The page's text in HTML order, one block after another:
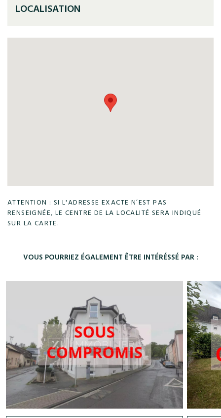
LOCALISATION
ATTENTION : SI L'ADRESSE EXACTE N’EST PAS
RENSEIGNÉE, LE CENTRE DE LA LOCALITÉ SERA INDIQUÉ
SUR LA CARTE.
VOUS POURRIEZ ÉGALEMENT ÊTRE INTÉRÉSSÉ PAR :